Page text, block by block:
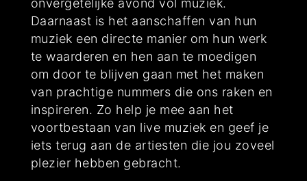
onvergetelijke avond vol muziek.
Daarnaast is het aanschaffen van hun
muziek een directe manier om hun werk
te waarderen en hen aan te moedigen
om door te blijven gaan met het maken
van prachtige nummers die ons raken en
inspireren. Zo help je mee aan het
voortbestaan van live muziek en geef je
iets terug aan de artiesten die jou zoveel
plezier hebben gebracht.